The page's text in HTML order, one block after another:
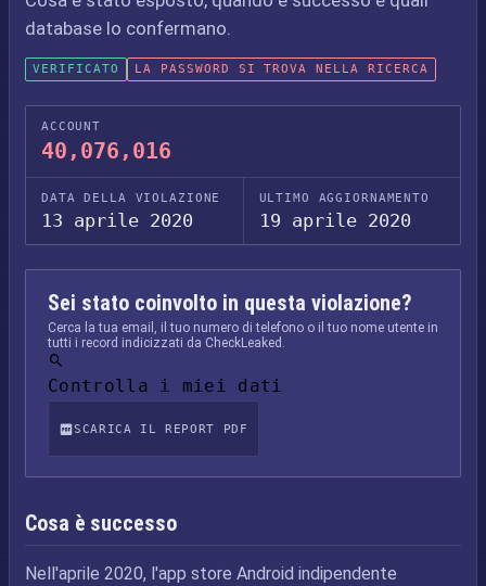
database lo confermano.
VERIFICATO LA PASSWORD SI TROVA NELLA RICERCA
ACCOUNT
40,076,016
DATA DELLA VIOLAZIONE
13 aprile 2020
ULTIMO AGGIORNAMENTO
19 aprile 2020
Sei stato coinvolto in questa violazione?
Cerca la tua email, il tuo numero di telefono o il tuo nome utente in
tutti i record indicizzati da CheckLeaked.
Controlla i miei dati
SCARICA IL REPORT PDF
Cosa è successo
Nell'aprile 2020, l'app store Android indipendente